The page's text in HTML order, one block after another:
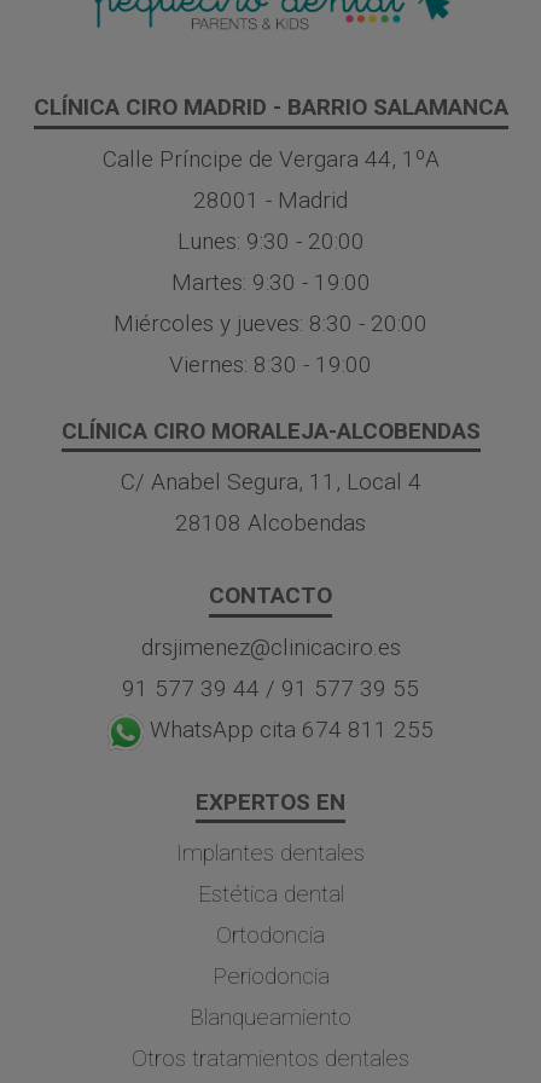
CLÍNICA CIRO MADRID - BARRIO SALAMANCA
Calle Príncipe de Vergara 44, 1ºA
28001 - Madrid
Lunes: 9:30 - 20:00
Martes: 9:30 - 19:00
Miércoles y jueves: 8:30 - 20:00
Viernes: 8:30 - 19:00
CLÍNICA CIRO MORALEJA-ALCOBENDAS
C/ Anabel Segura, 11, Local 4
28108 Alcobendas
CONTACTO
drsjimenez@clinicaciro.es
91 577 39 44 / 91 577 39 55
WhatsApp cita 674 811 255
EXPERTOS EN
Implantes dentales
Estética dental
Ortodoncia
Periodoncia
Blanqueamiento
Otros tratamientos dentales